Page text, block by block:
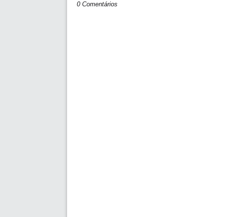
0 Comentários